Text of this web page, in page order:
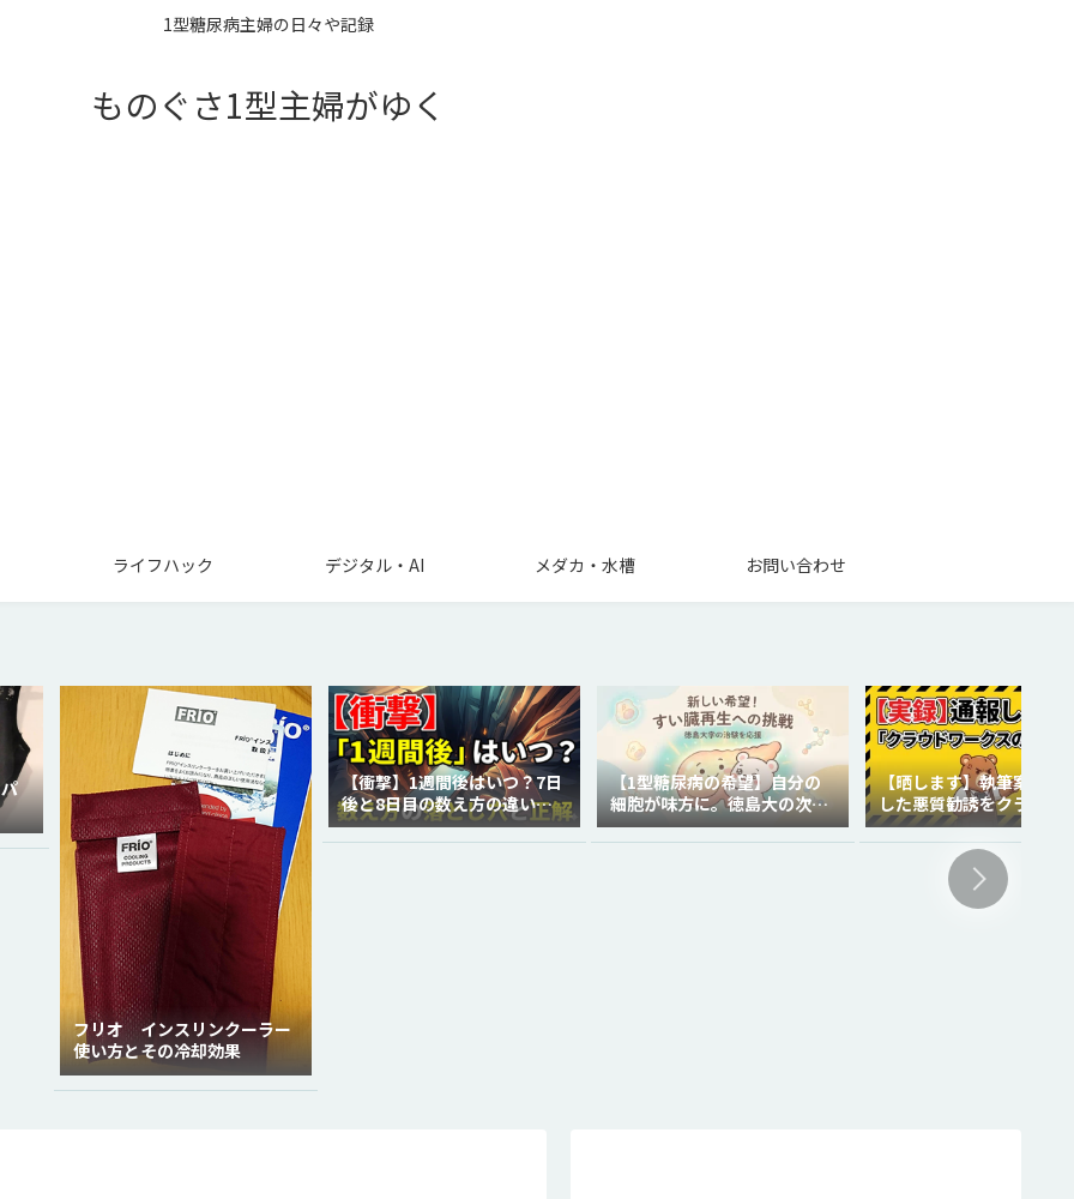
1型糖尿病主婦の日々や記録
ものぐさ1型主婦がゆく
ライフハック デジタル・AI メダカ・水槽 お問い合わせ
フリオ インスリンクーラー
使い方とその冷却効果
【衝撃】1週間後はいつ？7日
後と8日目の数え方の違いを
徹底解説！
【1型糖尿病の希望】自分の
細胞が味方に。徳島大の次世
代再生医療
【晒します】執筆案件で
した悪質勧誘をクラウド
クスに通報しました。